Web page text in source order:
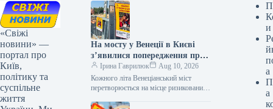
«Свіжі
новини» —
портал про
Київ,
політику та
суспільне
життя
На мосту у Венеції в Києві
з’явилися попередження про
заборону стрибків у воду.
Ірина Гаврилюк
Aug 10, 2026
Кожного літа Венеціанський міст
перетворюється на місце ризикованих
київському Гідропарку на
и
а
а